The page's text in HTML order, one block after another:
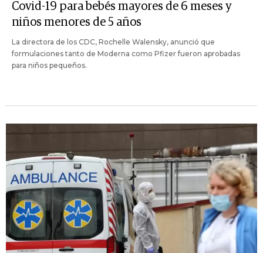
Covid-19 para bebés mayores de 6 meses y
niños menores de 5 años
La directora de los CDC, Rochelle Walensky, anunció que
formulaciones tanto de Moderna como Pfizer fueron aprobadas
para niños pequeños.